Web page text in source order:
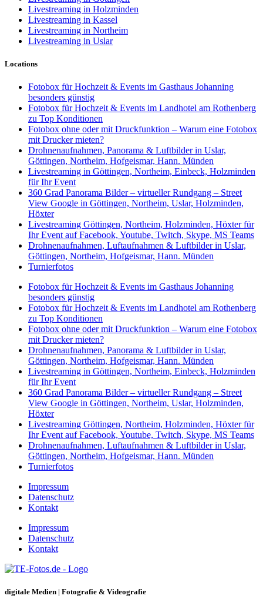
Livestreaming in Holzminden
Livestreaming in Kassel
Livestreaming in Northeim
Livestreaming in Uslar
Locations
Fotobox für Hochzeit & Events im Gasthaus Johanning
besonders günstig
Fotobox für Hochzeit & Events im Landhotel am Rothenberg
zu Top Konditionen
Fotobox ohne oder mit Druckfunktion – Warum eine Fotobox
mit Drucker mieten?
Drohnenaufnahmen, Panorama & Luftbilder in Uslar,
Göttingen, Northeim, Hofgeismar, Hann. Münden
Livestreaming in Göttingen, Northeim, Einbeck, Holzminden
für Ihr Event
360 Grad Panorama Bilder – virtueller Rundgang – Street
View Google in Göttingen, Northeim, Uslar, Holzminden,
Höxter
Livestreaming Göttingen, Northeim, Holzminden, Höxter für
Ihr Event auf Facebook, Youtube, Twitch, Skype, MS Teams
Drohnenaufnahmen, Luftaufnahmen & Luftbilder in Uslar,
Göttingen, Northeim, Hofgeismar, Hann. Münden
Turnierfotos
Fotobox für Hochzeit & Events im Gasthaus Johanning
besonders günstig
Fotobox für Hochzeit & Events im Landhotel am Rothenberg
zu Top Konditionen
Fotobox ohne oder mit Druckfunktion – Warum eine Fotobox
mit Drucker mieten?
Drohnenaufnahmen, Panorama & Luftbilder in Uslar,
Göttingen, Northeim, Hofgeismar, Hann. Münden
Livestreaming in Göttingen, Northeim, Einbeck, Holzminden
für Ihr Event
360 Grad Panorama Bilder – virtueller Rundgang – Street
View Google in Göttingen, Northeim, Uslar, Holzminden,
Höxter
Livestreaming Göttingen, Northeim, Holzminden, Höxter für
Ihr Event auf Facebook, Youtube, Twitch, Skype, MS Teams
Drohnenaufnahmen, Luftaufnahmen & Luftbilder in Uslar,
Göttingen, Northeim, Hofgeismar, Hann. Münden
Turnierfotos
Impressum
Datenschutz
Kontakt
Impressum
Datenschutz
Kontakt
digitale Medien | Fotografie & Videografie